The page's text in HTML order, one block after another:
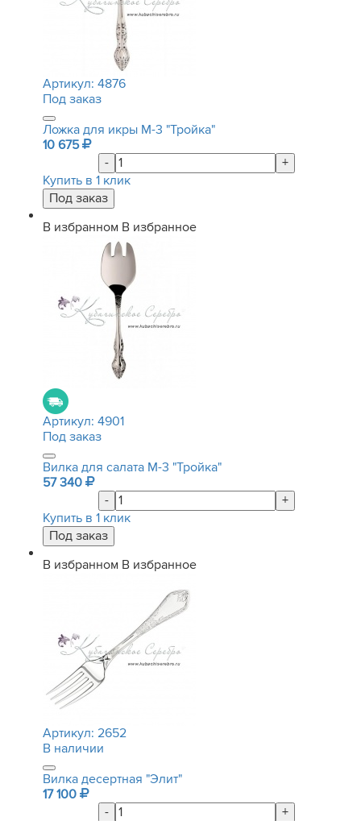
Артикул: 4876
Под заказ
Ложка для икры М-3 "Тройка"
10 675
-
+
Купить в 1 клик
В избранном В избранное
Артикул: 4901
Под заказ
Вилка для салата М-3 "Тройка"
57 340
-
+
Купить в 1 клик
В избранном В избранное
Артикул: 2652
В наличии
Вилка десертная "Элит"
17 100
-
+